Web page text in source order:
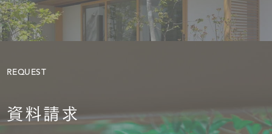
REQUEST
資料請求